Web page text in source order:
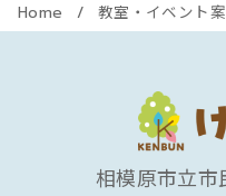
Home 教室・イベント
相模原市立市